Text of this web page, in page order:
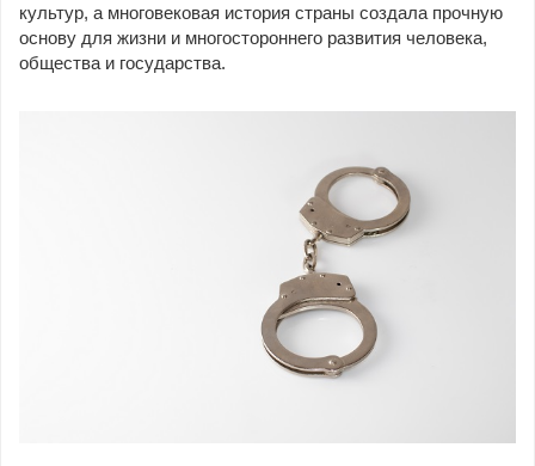
культур, а многовековая история страны создала прочную
основу для жизни и многостороннего развития человека,
общества и государства.